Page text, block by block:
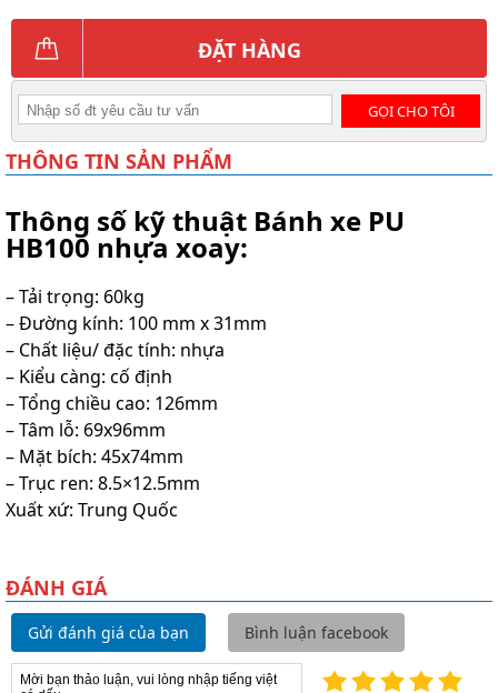
ĐẶT HÀNG
GỌI CHO TÔI
THÔNG TIN SẢN PHẨM
Thông số kỹ thuật Bánh xe PU
HB100 nhựa xoay:
– Tải trọng: 60kg
– Đường kính: 100 mm x 31mm
– Chất liệu/ đặc tính: nhựa
– Kiểu càng: cố định
– Tổng chiều cao: 126mm
– Tâm lỗ: 69x96mm
– Mặt bích: 45x74mm
– Trục ren: 8.5×12.5mm
Xuất xứ: Trung Quốc
ĐÁNH GIÁ
Gửi đánh giá của bạn Bình luận facebook